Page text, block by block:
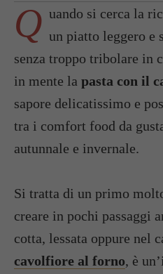
Q uando si cerca la
un piatto leggero e
senza troppo tribolare in
in mente la pasta con il
sapore delicatissimo e
tra i comfort food da
autunnale e invernale.
Si tratta di un primo
creare in pochi passaggi
cotta, lessata oppure nel
cavolfiore al forno, è